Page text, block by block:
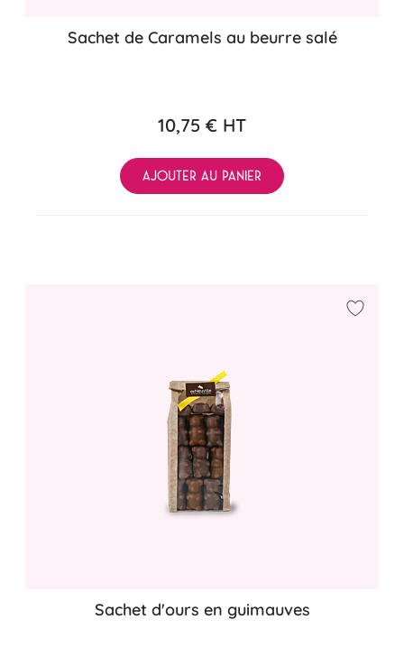
Sachet de Caramels au beurre salé
10,75 € HT
AJOUTER AU PANIER
Sachet d'ours en guimauves